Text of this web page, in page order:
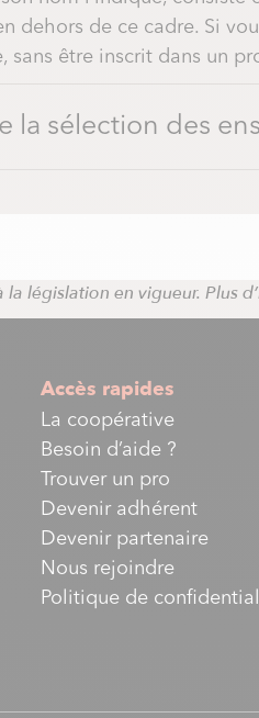
dehors de ce cadre. Si
sans être inscrit dans un
la sélection des
législation en vigueur. Plus
Accès rapides
La coopérative
Besoin d’aide ?
Trouver un pro
Devenir adhérent
Devenir partenaire
Nous rejoindre
Politique de